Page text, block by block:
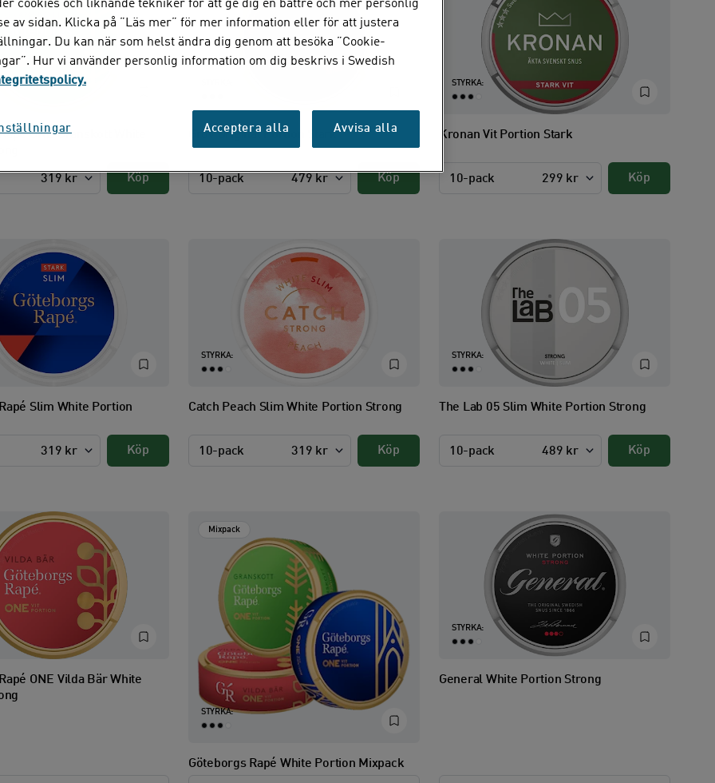
ONE Granskott White
319 kr Köp
Grov Original Portion Stark
10-pack 479 kr Köp
STYRKA:
Kronan Vit Portion Stark
10-pack 299 kr Köp
Slim White Portion
319 kr Köp
STYRKA:
Catch Peach Slim White Portion Strong
10-pack 319 kr Köp
STYRKA:
The Lab 05 Slim White Portion Strong
10-pack 489 kr Köp
ONE Vilda Bär White
STYRKA:
Göteborgs Rapé White Portion Mixpack
Mixpack
STYRKA:
General White Portion Strong
cookies och liknande tekniker för att ge dig en bättre och mer personlig
av sidan. Klicka på ”Läs mer” för mer information eller för att justera
Du kan när som helst ändra dig genom att besöka ”Cookie-
Hur vi använder personlig information om dig beskrivs i Swedish
Acceptera alla Avvisa alla